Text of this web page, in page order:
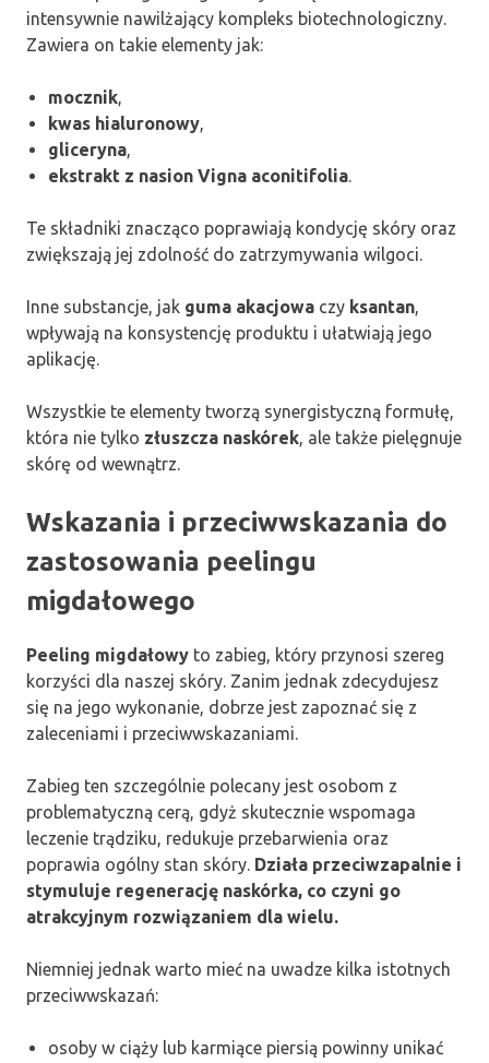
intensywnie nawilżający kompleks biotechnologiczny.
Zawiera on takie elementy jak:
mocznik
kwas hialuronowy
gliceryna
ekstrakt z nasion Vigna aconitifolia
Te składniki znacząco poprawiają kondycję skóry oraz
zwiększają jej zdolność do zatrzymywania wilgoci.
Inne substancje, jak guma akacjowa czy ksantan
wpływają na konsystencję produktu i ułatwiają jego
aplikację.
Wszystkie te elementy tworzą synergistyczną formułę,
która nie tylko złuszcza naskórek , ale także pielęgnuje
skórę od wewnątrz.
Wskazania i przeciwwskazania do
zastosowania peelingu
migdałowego
Peeling migdałowy to zabieg, który przynosi szereg
korzyści dla naszej skóry. Zanim jednak zdecydujesz
się na jego wykonanie, dobrze jest zapoznać się z
zaleceniami i przeciwwskazaniami.
Zabieg ten szczególnie polecany jest osobom z
problematyczną cerą, gdyż skutecznie wspomaga
leczenie trądziku, redukuje przebarwienia oraz
poprawia ogólny stan skóry. Działa przeciwzapalnie i
stymuluje regenerację naskórka, co czyni go
atrakcyjnym rozwiązaniem dla wielu.
Niemniej jednak warto mieć na uwadze kilka istotnych
przeciwwskazań:
osoby w ciąży lub karmiące piersią powinny unikać